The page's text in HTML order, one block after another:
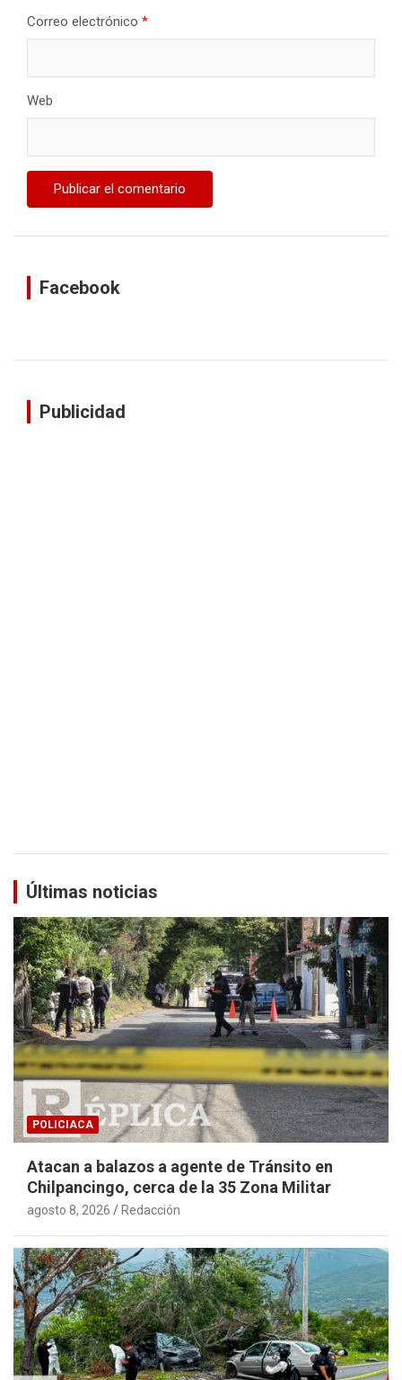
Correo electrónico *
Web
Facebook
Publicidad
Últimas noticias
POLICIACA
Atacan a balazos a agente de Tránsito en
Chilpancingo, cerca de la 35 Zona Militar
agosto 8, 2026 Redacción